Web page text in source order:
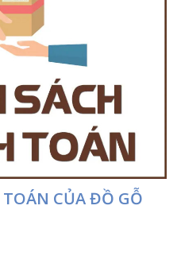
CỦA ĐỒ GỖ